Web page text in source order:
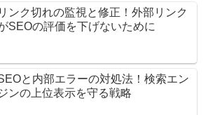
リンク切れの監視と修正！外部リンク
SEOの評価を下げないために
と内部エラーの対処法！検索エン
ンの上位表示を守る戦略